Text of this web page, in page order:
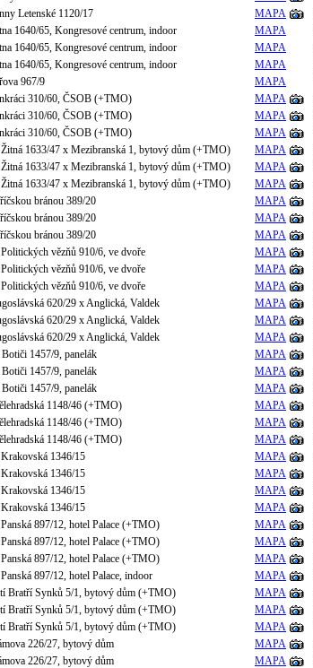
Letenské 1120/17 MAPA
1640/65, Kongresové centrum, indoor MAPA
1640/65, Kongresové centrum, indoor MAPA
1640/65, Kongresové centrum, indoor MAPA
967/9 MAPA
310/60, ČSOB (+TMO) MAPA
310/60, ČSOB (+TMO) MAPA
310/60, ČSOB (+TMO) MAPA
1633/47 x Mezibranská 1, bytový dům (+TMO) MAPA
1633/47 x Mezibranská 1, bytový dům (+TMO) MAPA
1633/47 x Mezibranská 1, bytový dům (+TMO) MAPA
bránou 389/20 MAPA
bránou 389/20 MAPA
bránou 389/20 MAPA
vězňů 910/6, ve dvoře MAPA
vězňů 910/6, ve dvoře MAPA
vězňů 910/6, ve dvoře MAPA
620/29 x Anglická, Valdek MAPA
620/29 x Anglická, Valdek MAPA
620/29 x Anglická, Valdek MAPA
1457/9, panelák MAPA
1457/9, panelák MAPA
1457/9, panelák MAPA
1148/46 (+TMO) MAPA
1148/46 (+TMO) MAPA
1148/46 (+TMO) MAPA
1346/15 MAPA
1346/15 MAPA
1346/15 MAPA
1346/15 MAPA
897/12, hotel Palace (+TMO) MAPA
897/12, hotel Palace (+TMO) MAPA
897/12, hotel Palace (+TMO) MAPA
897/12, hotel Palace, indoor MAPA
Bratří Synků 5/1, bytový dům (+TMO) MAPA
Bratří Synků 5/1, bytový dům (+TMO) MAPA
Bratří Synků 5/1, bytový dům (+TMO) MAPA
226/27, bytový dům MAPA
226/27, bytový dům MAPA